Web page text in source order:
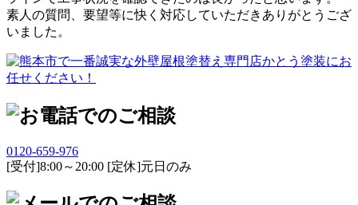
素人の質問、要望等に快く対応していただきありがとうござ
いました。
0120-659-976
[受付]8:00～20:00 [定休]元日のみ